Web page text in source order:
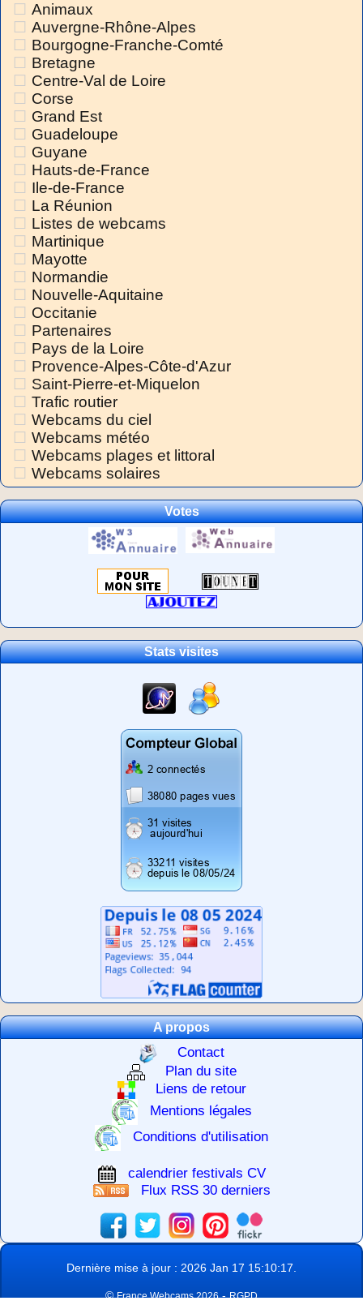
Animaux
Auvergne-Rhône-Alpes
Bourgogne-Franche-Comté
Bretagne
Centre-Val de Loire
Corse
Grand Est
Guadeloupe
Guyane
Hauts-de-France
Ile-de-France
La Réunion
Listes de webcams
Martinique
Mayotte
Normandie
Nouvelle-Aquitaine
Occitanie
Partenaires
Pays de la Loire
Provence-Alpes-Côte-d'Azur
Saint-Pierre-et-Miquelon
Trafic routier
Webcams du ciel
Webcams météo
Webcams plages et littoral
Webcams solaires
Votes
Stats visites
A propos
Contact
Plan du site
Liens de retour
Mentions légales
Conditions d'utilisation
calendrier festivals CV
Flux RSS 30 derniers
Dernière mise à jour : 2026 Jan 17 15:10:17.
©France Webcams 2026-RGPD